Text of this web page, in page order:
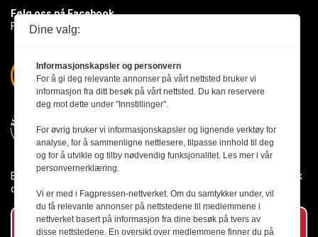
Følg oss på Facebook
Få med deg det siste innen byggebransjen
Byggmesteren følger Vær Varsom-plakaten og presseetikken slik
den er nedfelt i Redaktørplakaten.
Abonner på vårt nyhetsbrev
Dine valg:
Informasjonskapsler og personvern
For å gi deg relevante annonser på vårt nettsted bruker vi
informasjon fra ditt besøk på vårt nettsted. Du kan reservere
deg mot dette under "Innstillinger".
For øvrig bruker vi informasjonskapsler og lignende verktøy for
analyse, for å sammenligne nettlesere, tilpasse innhold til deg
og for å utvikle og tilby nødvendig funksjonalitet. Les mer i vår
personvernerklæring.
Vi er med i Fagpressen-nettverket. Om du samtykker under, vil
du få relevante annonser på nettstedene til medlemmene i
nettverket basert på informasjon fra dine besøk på tvers av
disse nettstedene. En oversikt over medlemmene finner du på